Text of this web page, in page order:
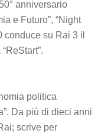
anniversario
e Futuro”, “Night
conduce su Rai 3 il
politica
Da più di dieci anni
scrive per